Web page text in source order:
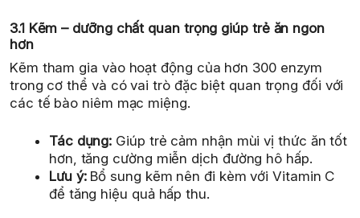
3.1 Kẽm – dưỡng chất quan trọng giúp trẻ ăn ngon
hơn
Kẽm tham gia vào hoạt động của hơn 300 enzym
trong cơ thể và có vai trò đặc biệt quan trọng đối với
các tế bào niêm mạc miệng.
Tác dụng: Giúp trẻ cảm nhận mùi vị thức ăn tốt
hơn, tăng cường miễn dịch đường hô hấp.
Lưu ý:Bổ sung kẽm nên đi kèm với Vitamin C
để tăng hiệu quả hấp thu.